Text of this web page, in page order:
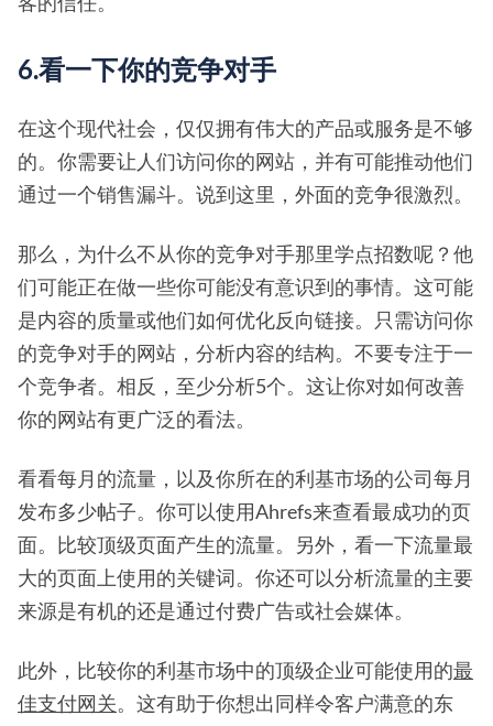
6.看一下你的竞争对手
在这个现代社会，仅仅拥有伟大的产品或服务是不够
的。你需要让人们访问你的网站，并有可能推动他们
通过一个销售漏斗。说到这里，外面的竞争很激烈。
那么，为什么不从你的竞争对手那里学点招数呢？他
们可能正在做一些你可能没有意识到的事情。这可能
是内容的质量或他们如何优化反向链接。只需访问你
的竞争对手的网站，分析内容的结构。不要专注于一
个竞争者。相反，至少分析5个。这让你对如何改善
你的网站有更广泛的看法。
看看每月的流量，以及你所在的利基市场的公司每月
发布多少帖子。你可以使用Ahrefs来查看最成功的页
面。比较顶级页面产生的流量。另外，看一下流量最
大的页面上使用的关键词。你还可以分析流量的主要
来源是有机的还是通过付费广告或社会媒体。
此外，比较你的利基市场中的顶级企业可能使用的最
佳支付网关。这有助于你想出同样令客户满意的东